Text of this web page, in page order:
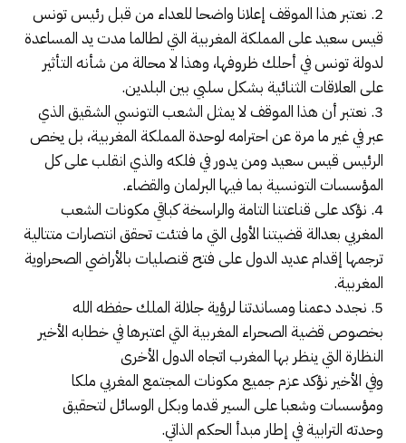
2. نعتبر هذا الموقف إعلانا واضحا للعداء من قبل رئيس تونس
قيس سعيد على المملكة المغربية التي لطالما مدت يد المساعدة
لدولة تونس في أحلك ظروفها، وهذا لا محالة من شأنه التأثير
على العلاقات الثنائية بشكل سلبي بين البلدين.
3. نعتبر أن هذا الموقف لا يمثل الشعب التونسي الشقيق الذي
عبر في غير ما مرة عن احترامه لوحدة المملكة المغربية، بل يخص
الرئيس قيس سعيد ومن يدور في فلكه والذي انقلب على كل
المؤسسات التونسية بما فيها البرلمان والقضاء.
4. نؤكد على قناعتنا التامة والراسخة كباقي مكونات الشعب
المغربي بعدالة قضيتنا الأولى التي ما فتئت تحقق انتصارات متتالية
ترجمها إقدام عديد الدول على فتح قنصليات بالأراضي الصحراوية
المغربية.
5. نجدد دعمنا ومساندتنا لرؤية جلالة الملك حفظه الله
بخصوص قضية الصحراء المغربية التي اعتبرها في خطابه الأخير
النظارة التي ينظر بها المغرب اتجاه الدول الأخرى
وفي الأخير نؤكد عزم جميع مكونات المجتمع المغربي ملكا
ومؤسسات وشعبا على السير قدما وبكل الوسائل لتحقيق
وحدته الترابية في إطار مبدأ الحكم الذاتي.